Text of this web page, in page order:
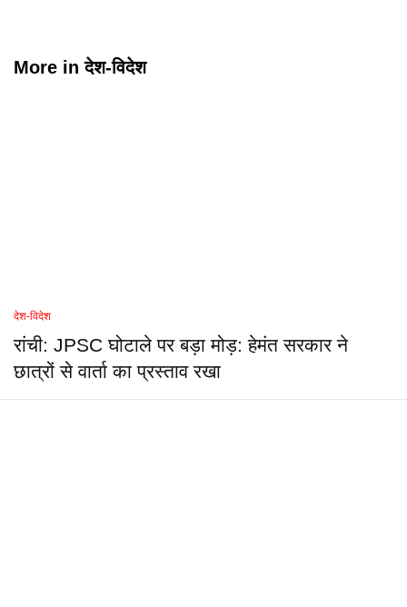
More inदेश-विदेश
देश-विदेश
रांची: JPSC घोटाले पर बड़ा मोड़: हेमंत सरकार ने
छात्रों से वार्ता का प्रस्ताव रखा